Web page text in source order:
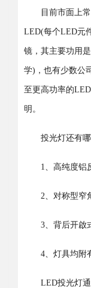
目前市面上常
LED(每个LED元
镜，其主要功用
学)，也有少数公
至更高功率的
明。
投光灯还有哪
1、高纯度铝反
2、对称型窄角
3、背后开啟式
4、灯具均附有
LED投光灯通